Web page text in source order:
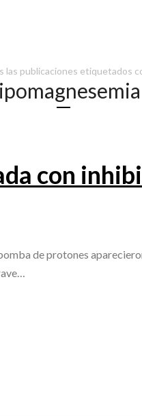
las publicaciones etiquetados
con
de protones